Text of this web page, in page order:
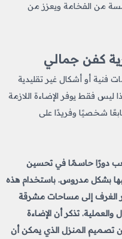
من الفخامة ويعزز من
كفن جمالي
فنية أو أشكال غير تقليدية
ليس فقط يوفر الإضاءة اللازمة
شخصيًا وفريدًا على
دورًا حاسمًا في تحسين
بشكل مدروس. باستخدام هذه
الغرف إلى مساحات مشرقة
تذكر أن الإضاءة
تصميم المنزل الذي يمكن أن